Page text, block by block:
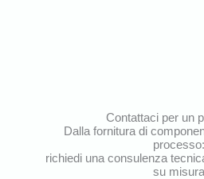
Contattaci per un
Dalla fornitura di
processo:
richiedi una consulenza
su misura